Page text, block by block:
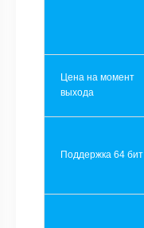
Цена на момент
выхода
Поддержка 64 бит